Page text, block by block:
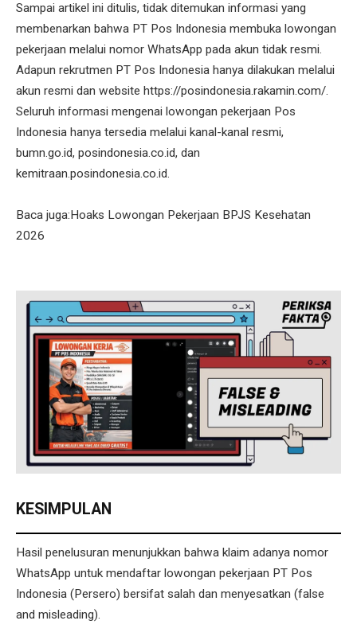
Sampai artikel ini ditulis, tidak ditemukan informasi yang
membenarkan bahwa PT Pos Indonesia membuka lowongan
pekerjaan melalui nomor WhatsApp pada akun tidak resmi.
Adapun rekrutmen PT Pos Indonesia hanya dilakukan melalui
akun resmi dan website https://posindonesia.rakamin.com/.
Seluruh informasi mengenai lowongan pekerjaan Pos
Indonesia hanya tersedia melalui kanal-kanal resmi,
bumn.go.id, posindonesia.co.id, dan
kemitraan.posindonesia.co.id.
Baca juga:Hoaks Lowongan Pekerjaan BPJS Kesehatan
2026
KESIMPULAN
Hasil penelusuran menunjukkan bahwa klaim adanya nomor
WhatsApp untuk mendaftar lowongan pekerjaan PT Pos
Indonesia (Persero) bersifat salah dan menyesatkan (false
and misleading).